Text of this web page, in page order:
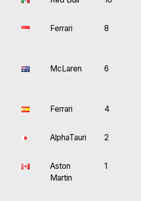
Ferrari 8
McLaren 6
Ferrari 4
AlphaTauri 2
Aston
Martin
1